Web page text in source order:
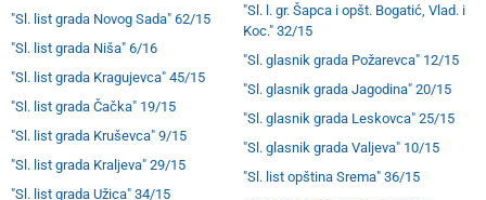
"Sl. list grada Novog Sada" 62/15
"Sl. list grada Niša" 6/16
"Sl. list grada Kragujevca" 45/15
"Sl. list grada Čačka" 19/15
"Sl. list grada Kruševca" 9/15
"Sl. list grada Kraljeva" 29/15
"Sl. list grada Užica" 34/15
"Sl. l. gr. Šapca i opšt. Bogatić, Vlad. i
Koc." 32/15
"Sl. glasnik grada Požarevca" 12/15
"Sl. glasnik grada Jagodina" 20/15
"Sl. glasnik grada Leskovca" 25/15
"Sl. glasnik grada Valjeva" 10/15
"Sl. list opština Srema" 36/15